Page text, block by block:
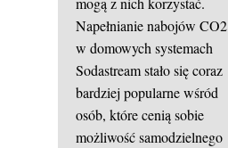
Napełnianie nabojów CO2
w domowych systemach
Sodastream stało się coraz
bardziej popularne wśród
osób, które cenią sobie
możliwość samodzielnego